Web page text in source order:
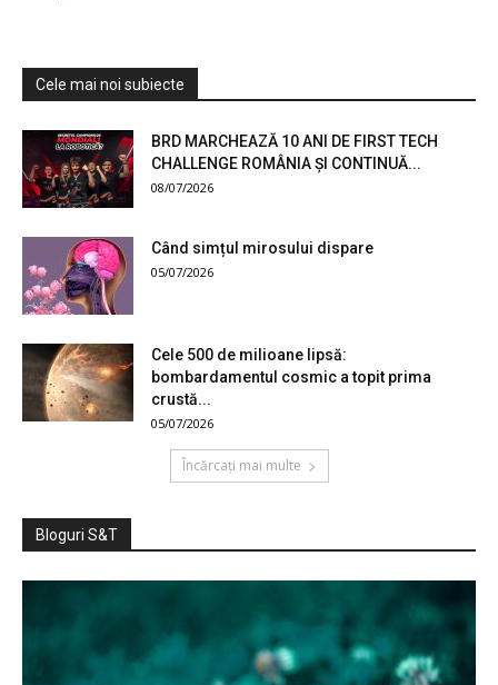
Cele mai noi subiecte
BRD MARCHEAZĂ 10 ANI DE FIRST TECH
CHALLENGE ROMÂNIA ȘI CONTINUĂ...
08/07/2026
Când simțul mirosului dispare
05/07/2026
Cele 500 de milioane lipsă:
bombardamentul cosmic a topit prima
crustă...
05/07/2026
Încărcați mai multe
Bloguri S&T